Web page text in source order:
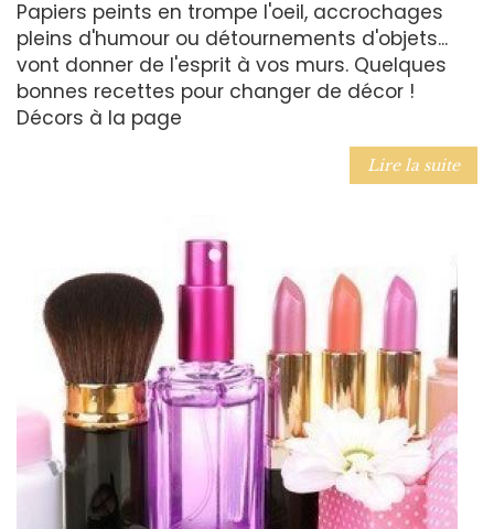
Papiers peints en trompe l'oeil, accrochages
pleins d'humour ou détournements d'objets...
vont donner de l'esprit à vos murs. Quelques
bonnes recettes pour changer de décor !
Décors à la page
Lire la suite